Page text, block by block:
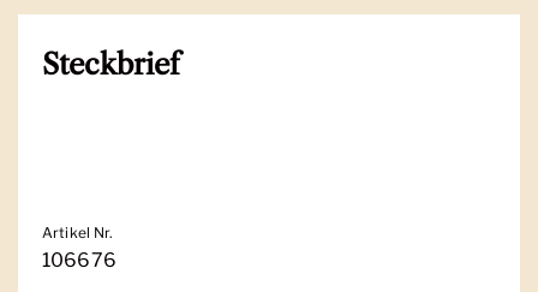
Steckbrief
Artikel Nr.
106676